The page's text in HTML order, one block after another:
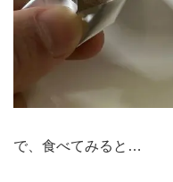
で、食べてみると…